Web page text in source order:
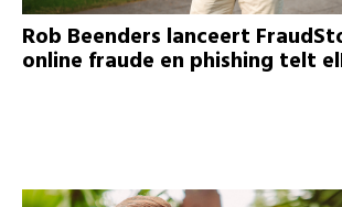
Rob Beenders lanceert
online fraude en phishing telt